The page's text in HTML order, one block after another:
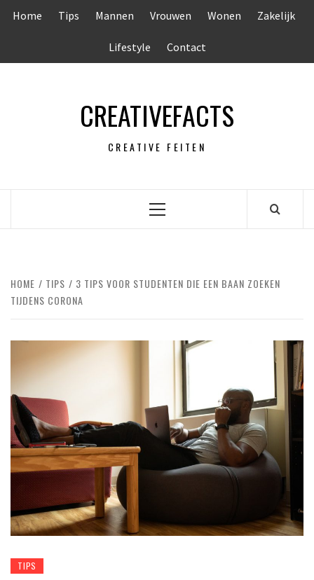
Home Tips Mannen Vrouwen Wonen Zakelijk
Lifestyle Contact
CREATIVEFACTS
CREATIVE FEITEN
Primair
HOME TIPS
3 TIPS VOOR STUDENTEN DIE EEN BAAN ZOEKEN
TIJDENS CORONA
TIPS